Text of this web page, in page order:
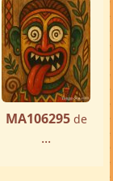
MA106295 de
...